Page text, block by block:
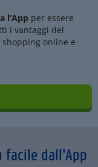
l’App per essere
i vantaggi del
shopping online e
facile dall'App